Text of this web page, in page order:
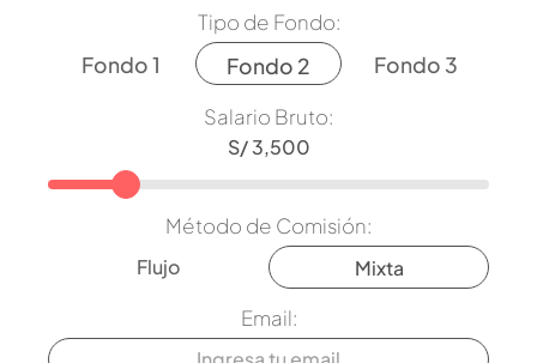
Tipo de Fondo:
Fondo 1 Fondo 2 Fondo 3
Salario Bruto:
Método de Comisión:
Flujo
Mixta
Email: